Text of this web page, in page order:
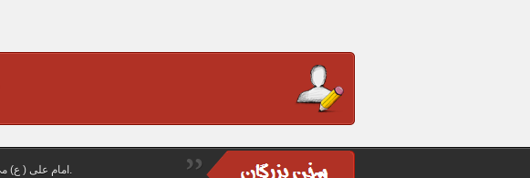
امام علی ( ع) می فرماید : برنامه‏ ريزى درست، مالِ كم را افزايش مى ‏بخشد؛ و برنامه ‏ريزى نادرست، مال بسيار را نابود مى‏ كند.